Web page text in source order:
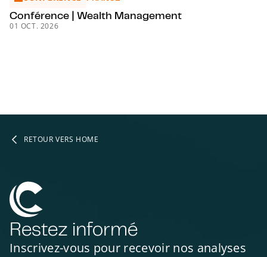
Conférence | Wealth Management
01 OCT. 2026
RETOUR VERS HOME
Restez informé
Inscrivez-vous pour recevoir nos analyses